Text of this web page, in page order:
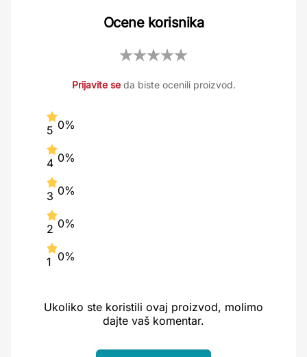
Ocene korisnika
Prijavite seda biste ocenili proizvod.
5 0%
4 0%
3 0%
2 0%
1 0%
Ukoliko ste koristili ovaj proizvod, molimo
dajte vaš komentar.